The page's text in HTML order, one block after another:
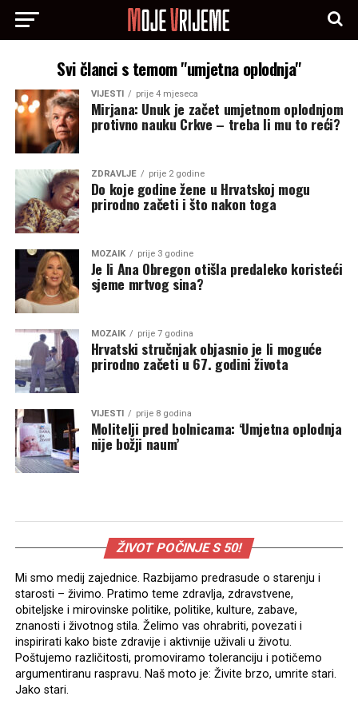
Svi članci s temom "umjetna oplodnja"
VIJESTI prije 4 mjeseca
Mirjana: Unuk je začet umjetnom oplodnjom
protivno nauku Crkve – treba li mu to reći?
ZDRAVLJE prije 2 godine
Do koje godine žene u Hrvatskoj mogu
prirodno začeti i što nakon toga
MOZAIK prije 3 godine
Je li Ana Obregon otišla predaleko koristeći
sjeme mrtvog sina?
MOZAIK prije 7 godina
Hrvatski stručnjak objasnio je li moguće
prirodno začeti u 67. godini života
VIJESTI prije 8 godina
Molitelji pred bolnicama: ‘Umjetna oplodnja
nije božji naum’
ŽIVOT POČINJE S 50!
Mi smo medij zajednice. Razbijamo predrasude o starenju i
starosti – živimo. Pratimo teme zdravlja, zdravstvene,
obiteljske i mirovinske politike, politike, kulture, zabave,
znanosti i životnog stila. Želimo vas ohrabriti, povezati i
inspirirati kako biste zdravije i aktivnije uživali u životu.
Poštujemo različitosti, promoviramo toleranciju i potičemo
argumentiranu raspravu. Naš moto je: Živite brzo, umrite stari.
Jako stari.